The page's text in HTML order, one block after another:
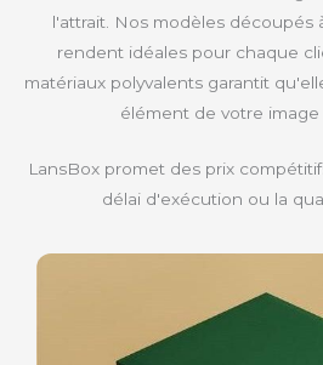
l'attrait. Nos modèles découpés
rendent idéales pour chaque
matériaux polyvalents garantit
élément de votre image
LansBox promet des prix
délai d'exécution ou la